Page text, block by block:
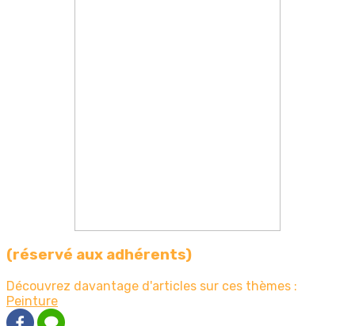
(réservé aux adhérents)
Découvrez davantage d'articles sur ces thèmes :
Peinture